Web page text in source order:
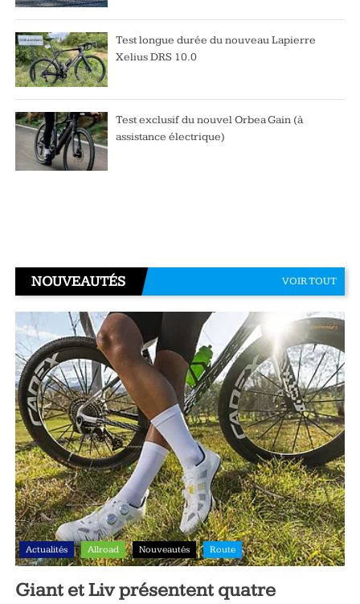
Test longue durée du nouveau Lapierre
Xelius DRS 10.0
Test exclusif du nouvel Orbea Gain (à
assistance électrique)
NOUVEAUTÉS VOIR TOUT
Actualités Allroad Nouveautés Route
Giant et Liv présentent quatre